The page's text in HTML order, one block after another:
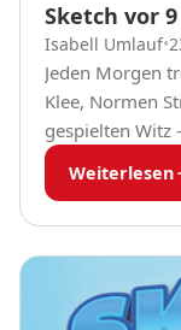
Sketch vor
Isabell Umlauf•
Jeden Morgen
Klee, Normen
gespielten Witz
Weiterlesen